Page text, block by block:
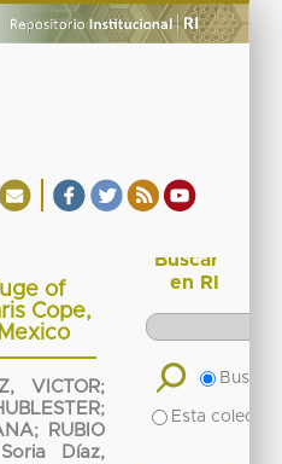
of
Cope,
VICTOR;
;
;
RUBIO
Soria Díaz,
Buscar
en RI
Buscar
Esta